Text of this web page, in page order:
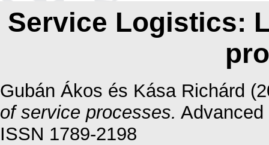
Service Logistics:
Gubán Ákos és Kása Richárd
of service processes.
ISSN 1789-2198